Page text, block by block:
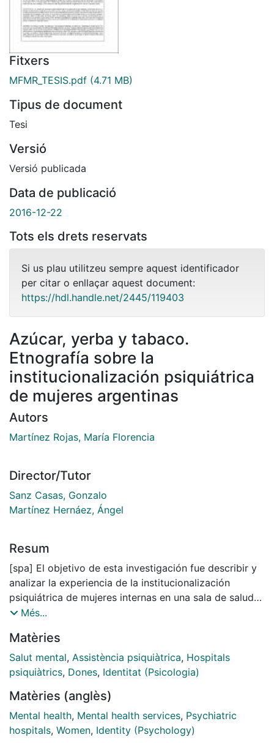
Fitxers
MFMR_TESIS.pdf (4.71 MB)
Tipus de document
Tesi
Versió
Versió publicada
Data de publicació
2016-12-22
Tots els drets reservats
Si us plau utilitzeu sempre aquest identificador
per citar o enllaçar aquest document:
https://hdl.handle.net/2445/119403
Azúcar, yerba y tabaco.
Etnografía sobre la
institucionalización psiquiátrica
de mujeres argentinas
Autors
Martínez Rojas, María Florencia
Director/Tutor
Sanz Casas, Gonzalo
Martínez Hernáez, Ángel
Resum
[spa] El objetivo de esta investigación fue describir y
analizar la experiencia de la institucionalización
psiquiátrica de mujeres internas en una sala de salud
mental de un hospital público en Argentina. Para ello,
diferentes estancias de trabajo de campo durante los
años 2010, 2011-­‐2012, 2013 y 2014, en el hospital “Dr.
José A. Ceballos” ubicado en la ciudad de Bell Ville,
observación participante, entrevista, registro en diario
de campo y análisis documental. Se abordó la
institución como un “híbrido social”: una comunidad
Més...
Matèries
Salut mental, Assistència psiquiàtrica, Hospitals
psiquiàtrics, Dones, Identitat (Psicologia)
Matèries (anglès)
Mental health, Mental health services, Psychiatric
hospitals, Women, Identity (Psychology)